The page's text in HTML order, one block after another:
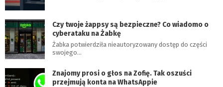
Czy twoje żappsy są bezpieczne? Co wiadomo o
cyberataku na Żabkę
Żabka potwierdziła nieautoryzowany dostęp do części
swojego…
Znajomy prosi o głos na Zofię. Tak oszuści
przejmują konta na WhatsAppie